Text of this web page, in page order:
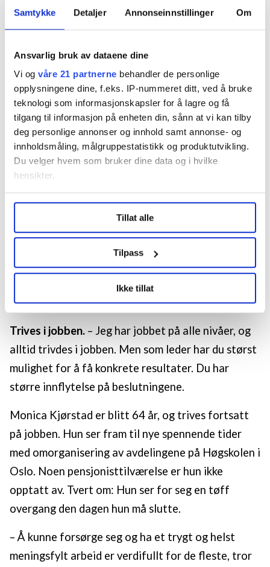
Samtykke Detaljer Annonseinnstillinger Om
Ansvarlig bruk av dataene dine
Vi og våre 21 partnerne behandler de personlige
opplysningene dine, f.eks. IP-nummeret ditt, ved å bruke
teknologi som informasjonskapsler for å lagre og få
tilgang til informasjon på enheten din, sånn at vi kan tilby
deg personlige annonser og innhold samt annonse- og
innholdsmåling, målgruppestatistikk og produktutvikling.
Du velger hvem som bruker dine data og i hvilke
hensikter.
Undermer infokan du lese om hvordan dine personlige
data behandles og hvordan du kan velge hvordan de skal
brukes. Du kan hele tiden endre eller trekke tilbake ditt
samtykke fra erklæringen om informasjonskapsler.
LO Medias publikasjoner frifagbevegelse.no, hk-nytt.no
og fontene.no bruker informasjonskapsler (cookies) for å
lære hvordan våre nettsider blir brukt slik at vi tilby
statistikk.
Vi deler bare informasjon om hvordan du bruker
nettstedet med LO Medias egne samarbeidspartnere
oversikten lengre ned på denne siden.
Tillat alle
Tilpass
Ikke tillat
Kjørstad har sittet to perioder i det norske
– FORSA fremmer forskning og utvikling både i
utdanningssystemet og praksisfeltet, og FORSA-
konferansene er viktige arenaer for kontakt
mellom forsk-ning og praksis. Jeg synes det er
kvalitet og sus over disse konferansene. Dialogene
og diskusjonene flyter ganske naturlig og uformelt,
og det synes jeg er verdifullt. Og praktikere er
alltid svært velkomne på FORSA-konferansene,
Selv kom hun til forskningen etter mange år som
sosionom i praksisfeltet, blant annet som
sosialsjef i bydel Bygdøy Frogner i Oslo. En
fantastisk jobb, synes hun.
Trives i jobben. – Jeg har jobbet på alle nivåer, og
alltid trivdes i jobben. Men som leder har du størst
mulighet for å få konkrete resultater. Du har
større innflytelse på beslutningene.
Monica Kjørstad er blitt 64 år, og trives fortsatt
på jobben. Hun ser fram til nye spennende tider
med omorganisering av avdelingene på Høgskolen i
Oslo. Noen pensjonisttilværelse er hun ikke
opptatt av. Tvert om: Hun ser for seg en tøff
overgang den dagen hun må slutte.
– Å kunne forsørge seg og ha et trygt og helst
meningsfylt arbeid er verdifullt for de fleste, tror